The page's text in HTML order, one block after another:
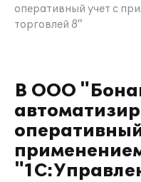
оперативный учет с
торговлей 8"
В ООО